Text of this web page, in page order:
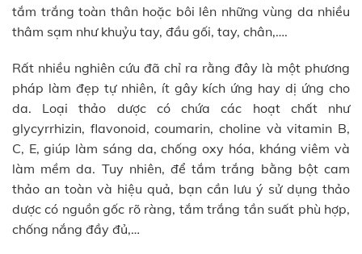
tắm trắng toàn thân hoặc bôi lên những vùng da nhiều
thâm sạm như khuỷu tay, đầu gối, tay, chân,….
Rất nhiều nghiên cứu đã chỉ ra rằng đây là một phương
pháp làm đẹp tự nhiên, ít gây kích ứng hay dị ứng cho
da. Loại thảo dược có chứa các hoạt chất như
glycyrrhizin, flavonoid, coumarin, choline và vitamin B,
C, E, giúp làm sáng da, chống oxy hóa, kháng viêm và
làm mềm da. Tuy nhiên, để tắm trắng bằng bột cam
thảo an toàn và hiệu quả, bạn cần lưu ý sử dụng thảo
dược có nguồn gốc rõ ràng, tắm trắng tần suất phù hợp,
chống nắng đầy đủ,…